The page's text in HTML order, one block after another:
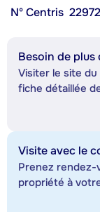
Nº Centris
Besoin de plus
Visiter le site
fiche détaillée
Visite avec le
Prenez rendez-
propriété à